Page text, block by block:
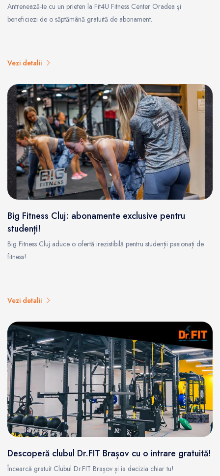
Antrenează-te cu un prieten la Fit4U Fitness Center Oradea și
beneficiezi de o săptămână gratuită de abonament.
Vezi detalii
Big Fitness Cluj: abonamente exclusive pentru
studenți!
Big Fitness Cluj aduce o ofertă irezistibilă pentru studenții pasionați de
fitness!
Vezi detalii
Descoperă clubul Dr.FIT Brașov cu o intrare gratuită!
Încearcă gratuit Clubul Dr.FIT Brașov și ia decizia chiar tu!